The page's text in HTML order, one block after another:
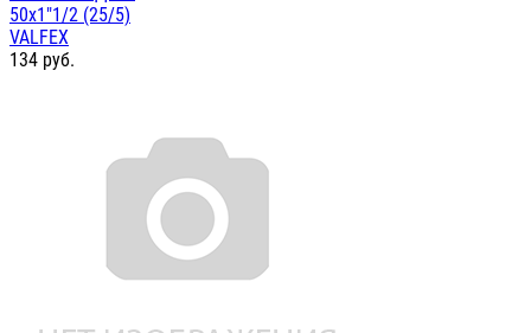
50х1"1/2 (25/5)
VALFEX
134 руб.